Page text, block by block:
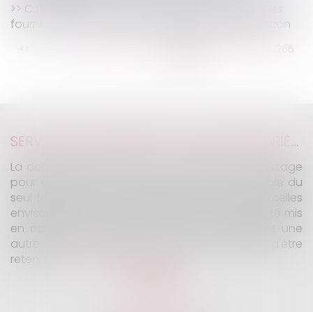
CJUE : Les victimes d'une entente autres que les
fournisseurs ou les acheteurs ont droit à réparation
<< 265
SERVITUDE DE PASSAGE : TOUS LES PROPRIÉTAIRES VOISINS N'ONT PAS À ÊTRE APPELÉS EN JUSTICE
La demande tendant à fixer l'assiette d'un passage
pour désenclaver un fonds n'est pas irrecevable du
seul fait que les propriétaires de toutes les parcelles
envisagées au cours de l'expertise n'ont pas été mis
en cause. Encore faut-il qu'il existe réellement une
autre solution de désenclavement susceptible d'être
retenue.